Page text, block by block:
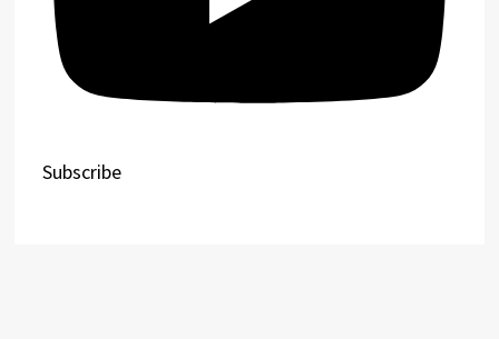
Subscribe